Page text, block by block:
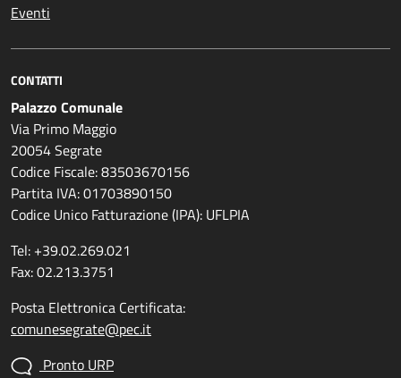
Eventi
CONTATTI
Palazzo Comunale
Via Primo Maggio
20054 Segrate
Codice Fiscale: 83503670156
Partita IVA: 01703890150
Codice Unico Fatturazione (IPA): UFLPIA
Tel: +39.02.269.021
Fax: 02.213.3751
Posta Elettronica Certificata:
comunesegrate@pec.it
Pronto URP